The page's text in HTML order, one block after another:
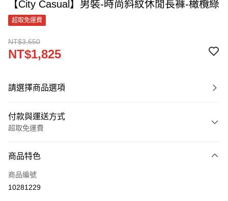
【City Casual】男裝-時尚斜紋休閒長褲-橄欖綠
超取免運費
NT$3,650
NT$1,825
請選擇商品選項
付款與運送方式
超取免運費
信用卡一次付款
LINE Pay
商品特色
商品編號
10281229